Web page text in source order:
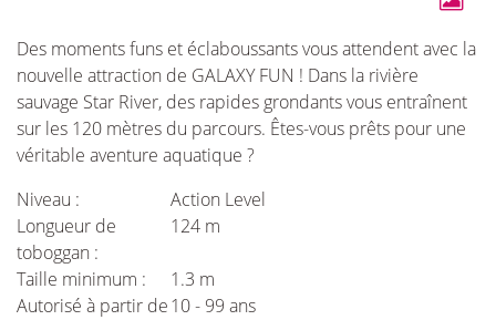
Des moments funs et éclaboussants vous attendent avec la
nouvelle attraction de GALAXY FUN ! Dans la rivière
sauvage Star River, des rapides grondants vous entraînent
sur les 120 mètres du parcours. Êtes-vous prêts pour une
véritable aventure aquatique ?
Niveau :
Action Level
Longueur de
toboggan :
124 m
Taille minimum :
1.3 m
Autorisé à partir de10 - 99 ans